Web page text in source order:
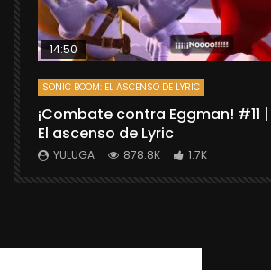
14:50
SONIC BOOM: EL ASCENSO DE LYRIC
¡Combate contra Eggman! #11
El ascenso de Lyric
YULUGA 878.8K 1.7K